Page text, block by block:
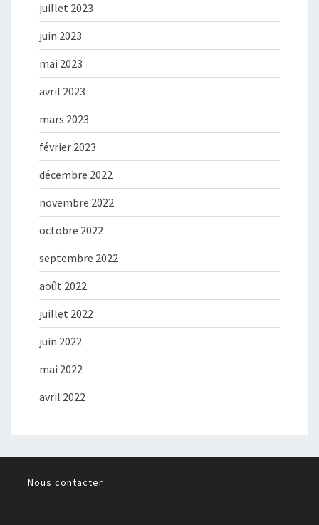
juillet 2023
juin 2023
mai 2023
avril 2023
mars 2023
février 2023
décembre 2022
novembre 2022
octobre 2022
septembre 2022
août 2022
juillet 2022
juin 2022
mai 2022
avril 2022
Nous contacter